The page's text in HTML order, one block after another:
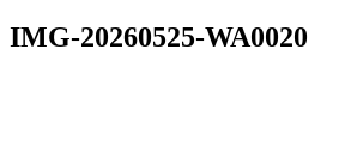
IMG-20260525-WA0020